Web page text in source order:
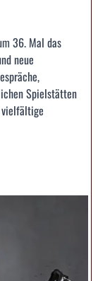
36. Mal das
neue
Spielstätten
vielfältige